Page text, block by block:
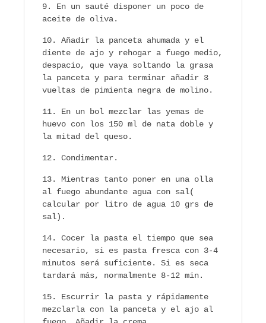
En un sauté disponer un poco de
aceite de oliva.
Añadir la panceta ahumada y el
diente de ajo y rehogar a fuego medio,
despacio, que vaya soltando la grasa
la panceta y para terminar añadir 3
vueltas de pimienta negra de molino.
En un bol mezclar las yemas de
huevo con los 150 ml de nata doble y
la mitad del queso.
Condimentar.
Mientras tanto poner en una olla
al fuego abundante agua con sal(
calcular por litro de agua 10 grs de
sal).
Cocer la pasta el tiempo que sea
necesario, si es pasta fresca con 3-4
minutos será suficiente. Si es seca
tardará más, normalmente 8-12 min.
Escurrir la pasta y rápidamente
mezclarla con la panceta y el ajo al